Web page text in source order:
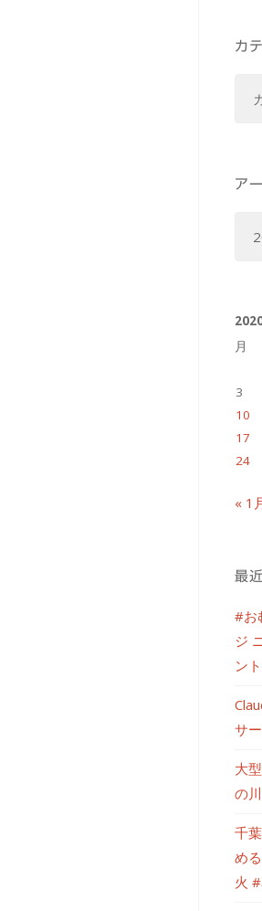
カ
ー
ア
ブ
月
3
10
17
24
« 1
最
#お
ジ
ン
サ
大
の
千
め
火